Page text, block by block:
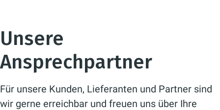
Unsere
Ansprechpartner
Für unsere Kunden, Lieferanten und Partner sind
wir gerne erreichbar und freuen uns über Ihre